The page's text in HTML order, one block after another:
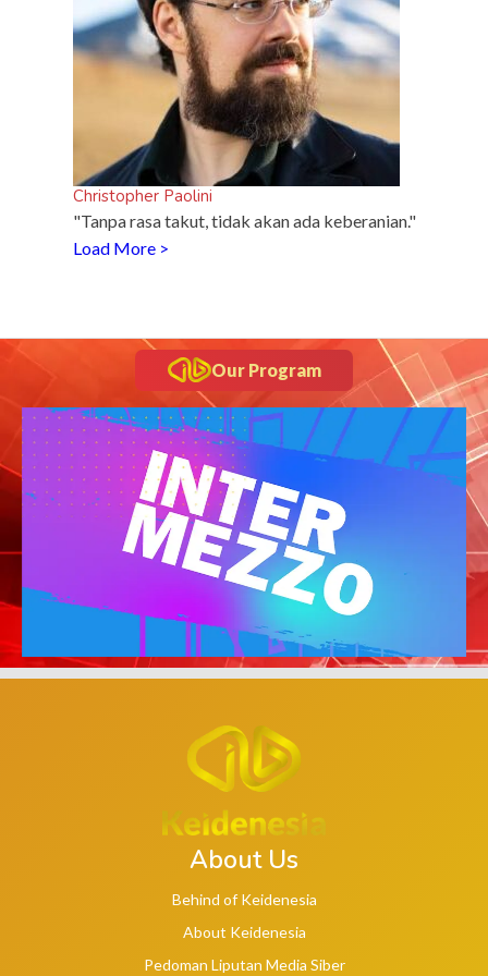
Christopher Paolini
"Tanpa rasa takut, tidak akan ada keberanian."
Load More >
Our Program
About Us
Behind of Keidenesia
About Keidenesia
Pedoman Liputan Media Siber